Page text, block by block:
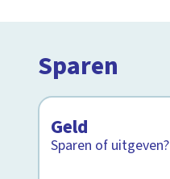
Sparen
Geld
Sparen of uitgeven?